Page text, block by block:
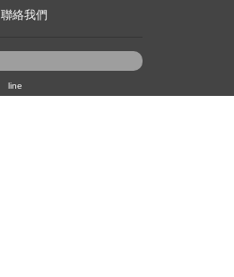
聯絡我們
line